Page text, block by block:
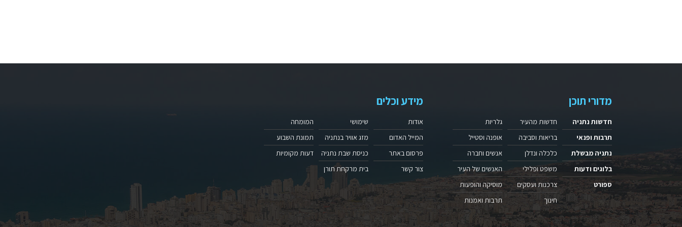
מדורי תוכן
חדשות נתניה
תרבות ופנאי
נתניה מבשלת
בלוגים ודעות
ספורט
חדשות מהעיר
בריאות וסביבה
כלכלה ונדלן
משפט ופלילי
צרכנות ועסקים
חינוך
גלריות
אופנה וסטייל
אנשים וחברה
האנשים של העיר
מוסיקה והופעות
תרבות ואמנות
מידע וכלים
אודות
המייל האדום
פרסום באתר
צור קשר
שימושי
מזג אוויר בנתניה
כניסת שבת נתניה
בית מרקחת תורן
המומחה
תמונת השבוע
דעות מקומיות